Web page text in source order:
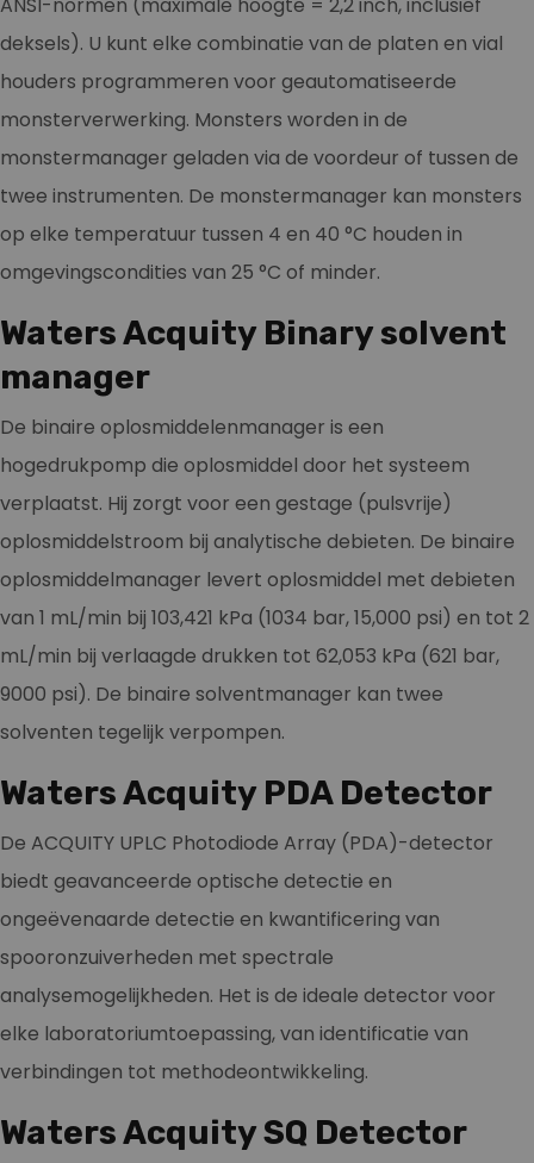
ANSI-normen (maximale hoogte = 2,2 inch, inclusief
deksels). U kunt elke combinatie van de platen en vial
houders programmeren voor geautomatiseerde
monsterverwerking. Monsters worden in de
monstermanager geladen via de voordeur of tussen de
twee instrumenten. De monstermanager kan monsters
op elke temperatuur tussen 4 en 40 °C houden in
omgevingscondities van 25 °C of minder.
Waters Acquity Binary solvent
manager
De binaire oplosmiddelenmanager is een
hogedrukpomp die oplosmiddel door het systeem
verplaatst. Hij zorgt voor een gestage (pulsvrije)
oplosmiddelstroom bij analytische debieten. De binaire
oplosmiddelmanager levert oplosmiddel met debieten
van 1 mL/min bij 103,421 kPa (1034 bar, 15,000 psi) en tot 2
mL/min bij verlaagde drukken tot 62,053 kPa (621 bar,
9000 psi). De binaire solventmanager kan twee
solventen tegelijk verpompen.
Waters Acquity PDA Detector
De ACQUITY UPLC Photodiode Array (PDA)-detector
biedt geavanceerde optische detectie en
ongeëvenaarde detectie en kwantificering van
spooronzuiverheden met spectrale
analysemogelijkheden. Het is de ideale detector voor
elke laboratoriumtoepassing, van identificatie van
verbindingen tot methodeontwikkeling.
Waters Acquity SQ Detector